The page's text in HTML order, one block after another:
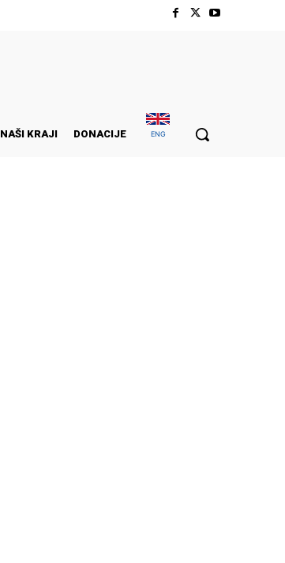
NAŠI KRAJI DONACIJE ENG